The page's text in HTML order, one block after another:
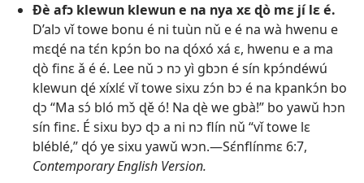
Ðè afɔ klewun klewun e na nya xɛ ɖò mɛ jí lɛ é.
D’alɔ vǐ towe bonu é ni tuùn nǔ e é na wà hwenu e
mɛɖé na tɛ́n kpɔ́n bo na ɖóxó xá ɛ, hwenu e a ma
ɖò finɛ ǎ é é. Lee nǔ ɔ nɔ yì gbɔn é sín kpɔ́ndéwú
klewun ɖé xíxlɛ́ vǐ towe sixu zɔ́n bɔ é na kpankɔ́n bo
ɖɔ “Ma sɔ́ bló mɔ̌ ɖě ó! Na ɖè we gbà!” bo yawǔ hɔn
sín finɛ. É sixu byɔ ɖɔ a ni nɔ flín nǔ “vǐ towe lɛ
bléblé,” ɖó ye sixu yawǔ wɔn.—Sɛ́nflínmɛ 6:7,
Contemporary English Version.